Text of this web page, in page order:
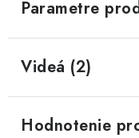
Parametre
Videá (2)
Hodnotenie